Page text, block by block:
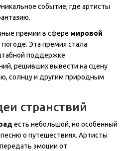
событие, где артисты
премии в сфере мировой
Эта премия стала
поддержке
решивших вывести на сцену
солнцу и другим природным
странствий
есть небольшой, но особенный
о путешествиях. Артисты
эмоции от